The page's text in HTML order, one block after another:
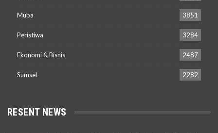
Muba 3851
Peristiwa 3284
Ekonomi & Bisnis 2487
Sumsel 2282
RESENT NEWS